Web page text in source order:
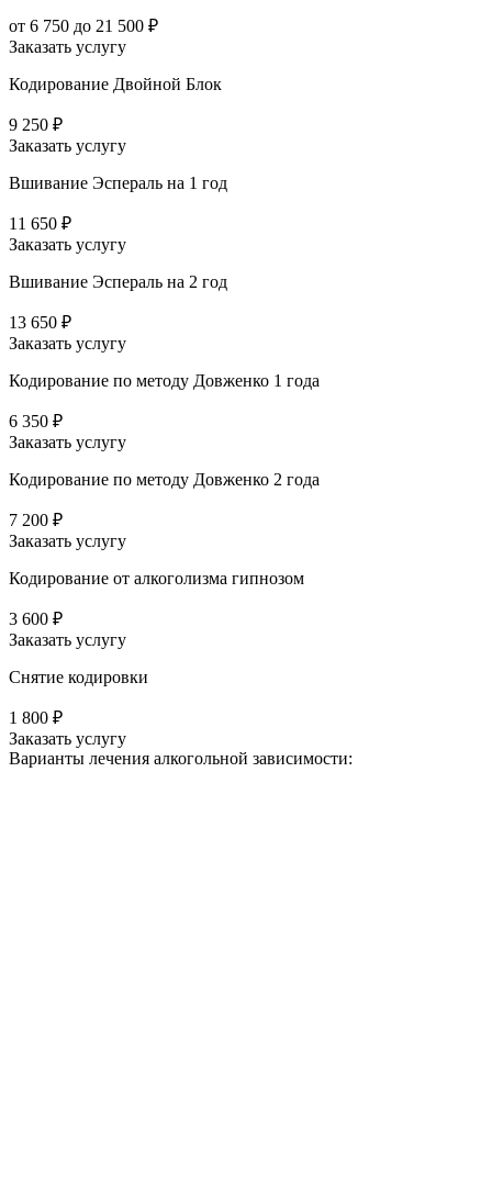
от 6 750 до 21 500 ₽
Заказать услугу
Кодирование Двойной Блок
9 250 ₽
Заказать услугу
Вшивание Эспераль на 1 год
11 650 ₽
Заказать услугу
Вшивание Эспераль на 2 год
13 650 ₽
Заказать услугу
Кодирование по методу Довженко 1 года
6 350 ₽
Заказать услугу
Кодирование по методу Довженко 2 года
7 200 ₽
Заказать услугу
Кодирование от алкоголизма гипнозом
3 600 ₽
Заказать услугу
Снятие кодировки
1 800 ₽
Заказать услугу
Варианты лечения алкогольной зависимости: